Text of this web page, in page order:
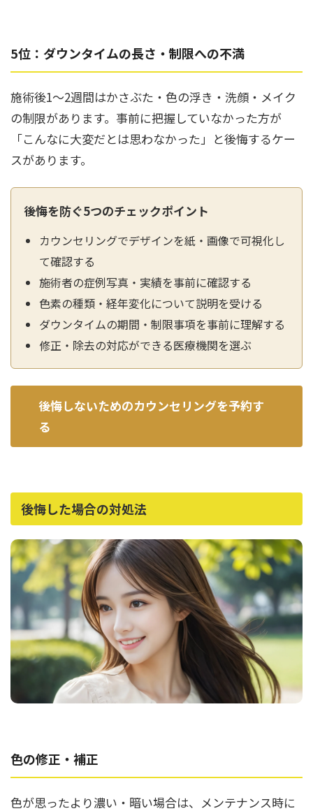
5位：ダウンタイムの長さ・制限への不満
施術後1〜2週間はかさぶた・色の浮き・洗顔・メイク
の制限があります。事前に把握していなかった方が
「こんなに大変だとは思わなかった」と後悔するケー
スがあります。
後悔を防ぐ5つのチェックポイント
カウンセリングでデザインを紙・画像で可視化し
て確認する
施術者の症例写真・実績を事前に確認する
色素の種類・経年変化について説明を受ける
ダウンタイムの期間・制限事項を事前に理解する
修正・除去の対応ができる医療機関を選ぶ
後悔しないためのカウンセリングを予約す
る
後悔した場合の対処法
色の修正・補正
色が思ったより濃い・暗い場合は、メンテナンス時に